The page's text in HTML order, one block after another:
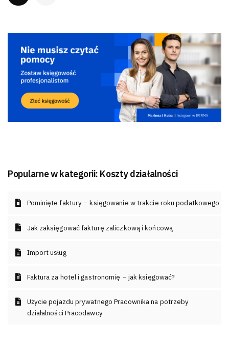
Popularne w kategorii: Koszty działalności
Pominięte faktury – księgowanie w trakcie roku podatkowego
Jak zaksięgować fakturę zaliczkową i końcową
Import usług
Faktura za hotel i gastronomię – jak księgować?
Użycie pojazdu prywatnego Pracownika na potrzeby
działalności Pracodawcy